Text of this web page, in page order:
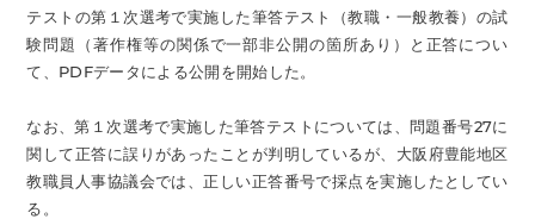
テストの第１次選考で実施した筆答テスト（教職・一般教養）の試
験問題（著作権等の関係で一部非公開の箇所あり）と正答につい
て、PDFデータによる公開を開始した。
なお、第１次選考で実施した筆答テストについては、問題番号27に
関して正答に誤りがあったことが判明しているが、大阪府豊能地区
教職員人事協議会では、正しい正答番号で採点を実施したとしてい
る。